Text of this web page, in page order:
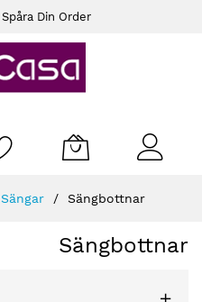
Spåra Din Order
Sängar Sängbottnar
Sängbottnar